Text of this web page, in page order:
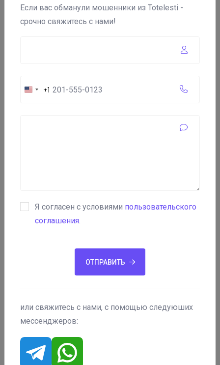
"Totelesti"
Страна:
Регулятор:
Paphos
Если вас обманули мошенники из Totelesti -
срочно свяжитесь с нами!
United
+1
Я согласен с условиями пользовательского
соглашения.
ОТПРАВИТЬ
или свяжитесь с нами, с помощью следуюших
мессенджеров: